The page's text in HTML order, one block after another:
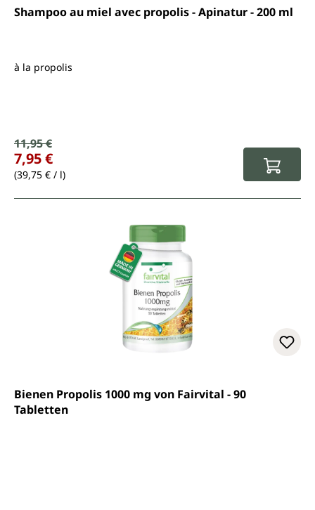
Note moyenne de 4.6 sur 5 étoiles
Shampoo au miel avec propolis - Apinatur - 200 ml
à la propolis
Prix de vente :
Prix régulier :
11,95 €
7,95 €
(39,75 € / l)
Bienen Propolis 1000 mg von Fairvital - 90
Tabletten